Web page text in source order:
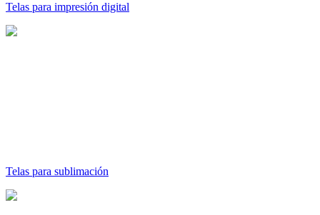
Telas para impresión digital
Telas para sublimación